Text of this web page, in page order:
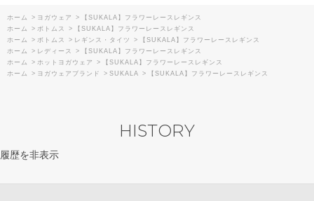
ホーム > ヨガウェア >
【SUKALA】フラワーレースレギンス
ホーム
> ボトムス >
【SUKALA】フラワーレースレギンス
ホーム
> ボトムス > レギンス・タイツ >
【SUKALA】フラワーレースレギンス
ホーム
> レディース >
【SUKALA】フラワーレースレギンス
ホーム
> ホットヨガウェア >
【SUKALA】フラワーレースレギンス
ホーム
> ヨガウェアブランド > SUKALA > 【SUKALA】フラワーレースレギンス
HISTORY
履歴を非表示